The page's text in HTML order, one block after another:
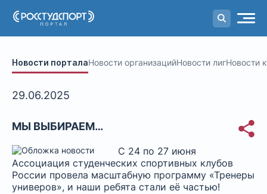
Порталстуденческого спорта
Новости порталаНовости организацийНовости лигНовости
29.06.2025
МЫ ВЫБИРАЕМ…
С 24 по 27 июня
Ассоциация студенческих спортивных клубов
России провела масштабную программу «Тренеры
универов», и наши ребята стали её частью!